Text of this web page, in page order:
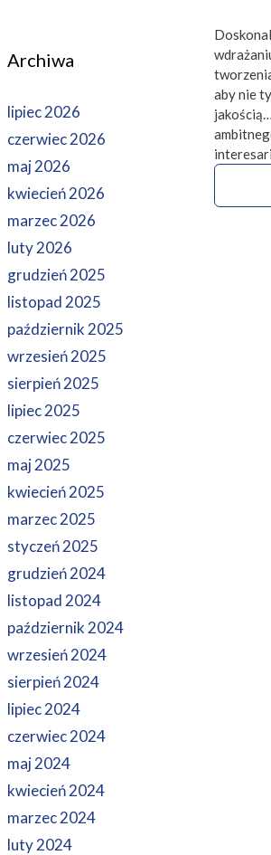
aby nie
Archiwa
lipiec 2026
czerwiec 2026
maj 2026
kwiecień 2026
marzec 2026
luty 2026
grudzień 2025
listopad 2025
październik 2025
wrzesień 2025
sierpień 2025
lipiec 2025
czerwiec 2025
maj 2025
kwiecień 2025
marzec 2025
styczeń 2025
grudzień 2024
listopad 2024
październik 2024
wrzesień 2024
sierpień 2024
lipiec 2024
czerwiec 2024
maj 2024
kwiecień 2024
marzec 2024
luty 2024